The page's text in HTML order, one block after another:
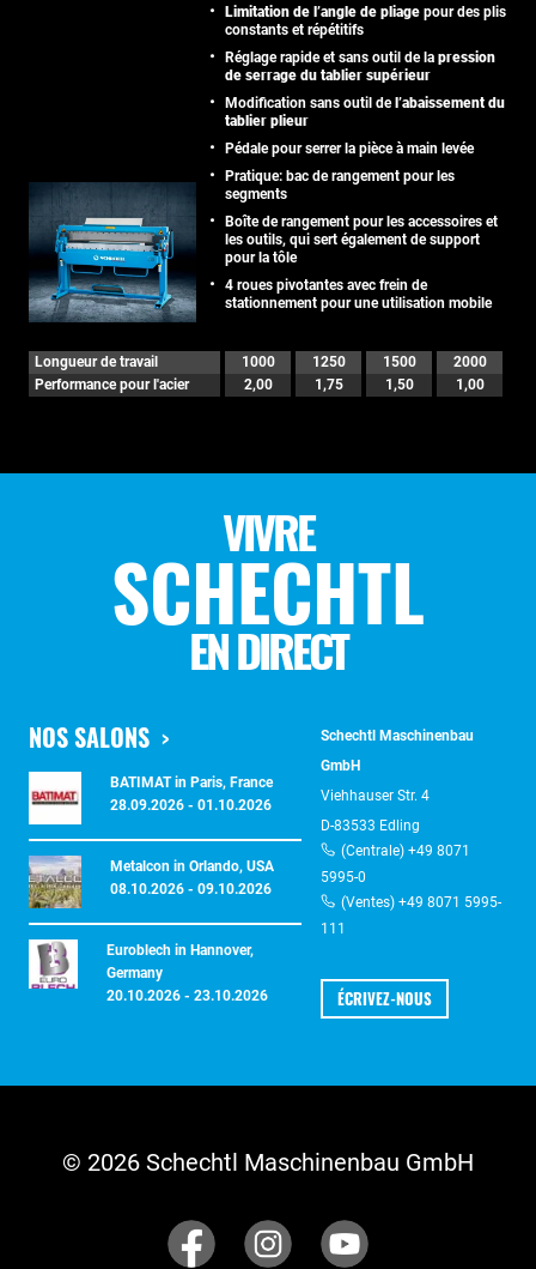
Limitation de l’angle de pliage pour des plis
constants et répétitifs
Réglage rapide et sans outil de la pression
de serrage du tablier supérieur
Modification sans outil del’abaissement du
tablier plieur
Pédale pour serrer la pièce à main levée
Pratique: bac de rangement pour les
segments
Boîte de rangement pour les accessoires et
les outils, qui sert également de support
pour la tôle
4 roues pivotantes avec frein de
stationnement pour une utilisation mobile
Longueur de travail 1000 1250 1500
2000
Performance pour l'acier
2,00 1,75 1,50 1,00
VIVRE
SCHECHTL
EN DIRECT
NOS SALONS
BATIMAT in Paris, France
28.09.2026 - 01.10.2026
Metalcon in Orlando, USA
08.10.2026 - 09.10.2026
Euroblech in Hannover,
Germany
20.10.2026 - 23.10.2026
Schechtl Maschinenbau
GmbH
Viehhauser Str. 4
D-83533 Edling
(Centrale) +49 8071
5995-0
(Ventes) +49 8071 5995-
111
ÉCRIVEZ-NOUS
© 2026 Schechtl Maschinenbau GmbH